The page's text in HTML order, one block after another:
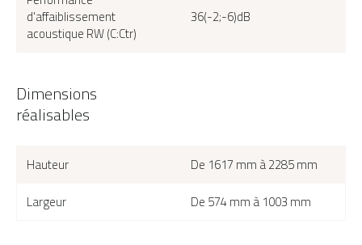
d'affaiblissement
acoustique RW (C:Ctr)
36(-2;-6)dB
Dimensions
réalisables
Hauteur
De 1617 mm à 2285 mm
Largeur
De 574 mm à 1003 mm